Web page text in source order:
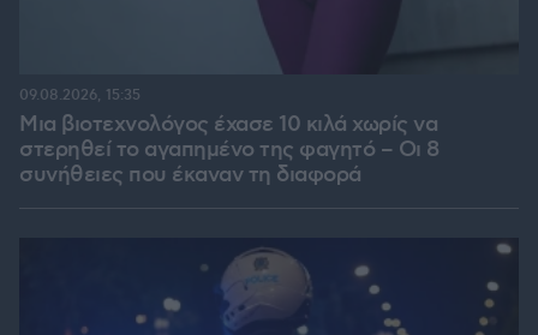
Μια βιοτεχνολόγος έχασε 10 κιλά χωρίς να
στερηθεί το αγαπημένο της φαγητό – Οι 8
συνήθειες που έκαναν τη διαφορά
09.08.2026, 15:35